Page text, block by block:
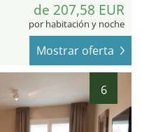
de 207,58 EUR
por habitación y noche
Mostrar oferta
6